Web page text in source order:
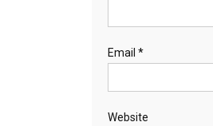
Email *
Website